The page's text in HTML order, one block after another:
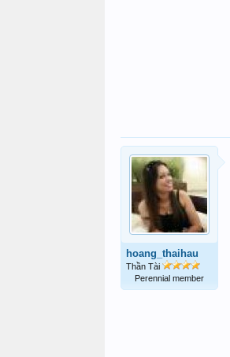
hoang_thaihau
Thần Tài
Perennial member